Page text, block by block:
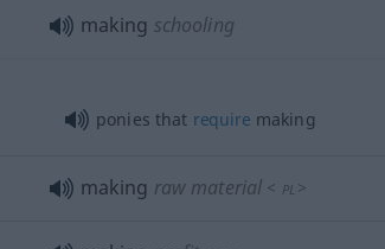
making schooling
ponies that require making
making raw material < PL >